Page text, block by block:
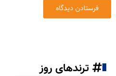
ترندهای روز